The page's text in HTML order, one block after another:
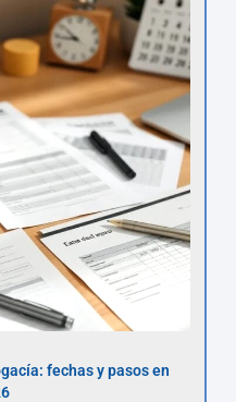
fechas y pasos en